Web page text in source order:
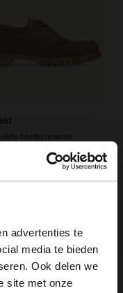
advertenties te
media te bieden
Ook delen we
site met onze
bootschoenen
×